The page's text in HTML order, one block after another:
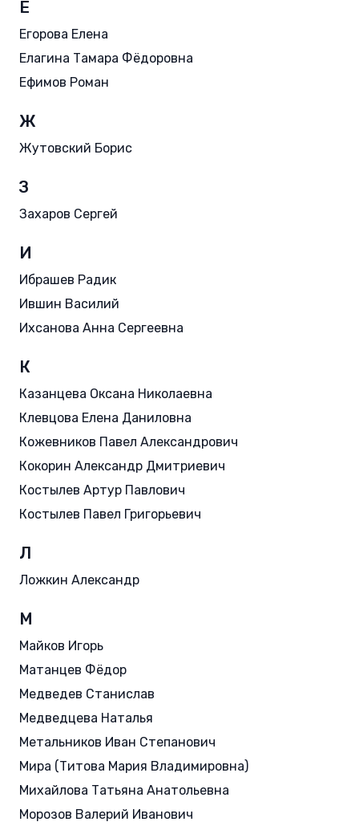
Е
Егорова Елена
Елагина Тамара Фёдоровна
Ефимов Роман
Ж
Жутовский Борис
З
Захаров Сергей
И
Ибрашев Радик
Ившин Василий
Ихсанова Анна Сергеевна
К
Казанцева Оксана Николаевна
Клевцова Елена Даниловна
Кожевников Павел Александрович
Кокорин Александр Дмитриевич
Костылев Артур Павлович
Костылев Павел Григорьевич
Л
Ложкин Александр
М
Майков Игорь
Матанцев Фёдор
Медведев Станислав
Медведцева Наталья
Метальников Иван Степанович
Мира (Титова Мария Владимировна)
Михайлова Татьяна Анатольевна
Морозов Валерий Иванович